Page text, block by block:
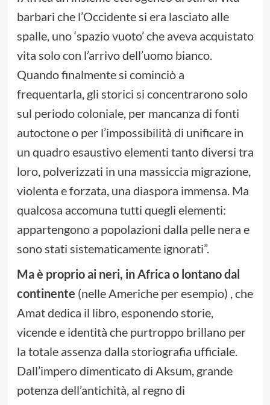
barbari che l’Occidente si era lasciato alle
spalle, uno ‘spazio vuoto’ che aveva acquistato
vita solo con l’arrivo dell’uomo bianco.
Quando finalmente si cominciò a
frequentarla, gli storici si concentrarono solo
sul periodo coloniale, per mancanza di fonti
autoctone o per l’impossibilità di unificare in
un quadro esaustivo elementi tanto diversi tra
loro, polverizzati in una massiccia migrazione,
violenta e forzata, una diaspora immensa. Ma
qualcosa accomuna tutti quegli elementi:
appartengono a popolazioni dalla pelle nera e
sono stati sistematicamente ignorati”.
Ma è proprio ai neri, in Africa o lontano dal
continente (nelle Americhe per esempio) , che
Amat dedica il libro, esponendo storie,
vicende e identità che purtroppo brillano per
la totale assenza dalla storiografia ufficiale.
Dall’impero dimenticato di Aksum, grande
potenza dell’antichità, al regno di